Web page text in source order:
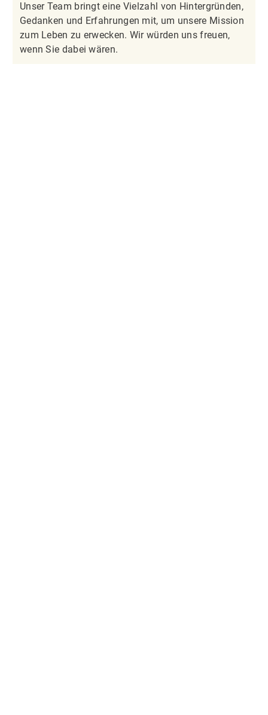
Unser Team bringt eine Vielzahl von Hintergründen,
Gedanken und Erfahrungen mit, um unsere Mission
zum Leben zu erwecken. Wir würden uns freuen,
wenn Sie dabei wären.